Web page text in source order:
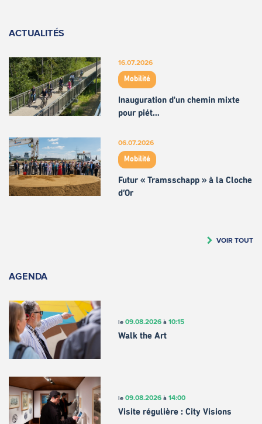
ACTUALITÉS
16.07.2026
Mobilité
Inauguration d'un chemin mixte
pour piét…
06.07.2026
Mobilité
Futur « Tramsschapp » à la Cloche
d’Or
VOIR TOUT
AGENDA
le 09.08.2026à 10:15
Walk the Art
le 09.08.2026à 14:00
Visite régulière : City Visions